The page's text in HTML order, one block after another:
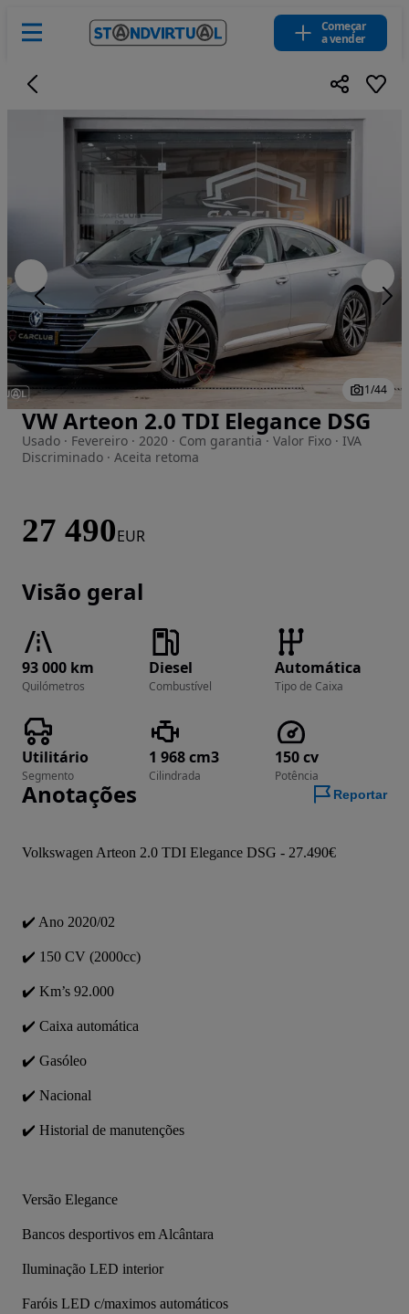
Começar
a vender
Imagem 1 de 44
1/44
VW Arteon 2.0 TDI Elegance DSG
Usado · Fevereiro · 2020 · Com garantia · Valor Fixo · IVA
Discriminado · Aceita retoma
27 490EUR
Visão geral
93 000 km
Quilómetros
Diesel
Combustível
Automática
Tipo de Caixa
Utilitário
Segmento
1 968 cm3
Cilindrada
150 cv
Potência
Anotações Reportar
Volkswagen Arteon 2.0 TDI Elegance DSG - 27.490€
✔️ Ano 2020/02
✔️ 150 CV (2000cc)
✔️ Km’s 92.000
✔️ Caixa automática
✔️ Gasóleo
✔️ Nacional
✔️ Historial de manutenções
Versão Elegance
Bancos desportivos em Alcântara
Iluminação LED interior
Faróis LED c/maximos automáticos